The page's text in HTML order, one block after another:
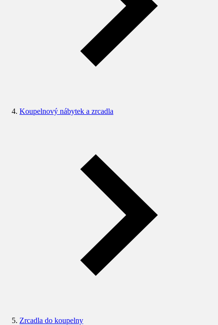
Koupelnový nábytek a zrcadla
Zrcadla do koupelny